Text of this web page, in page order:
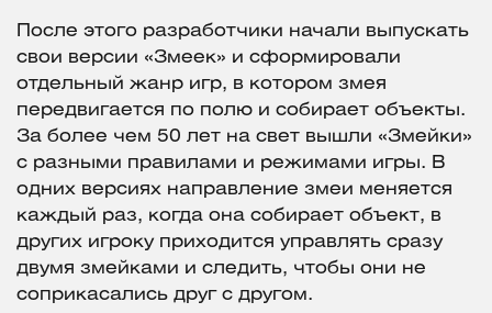
После этого разработчики начали выпускать
свои версии «Змеек» и сформировали
отдельный жанр игр, в котором змея
передвигается по полю и собирает объекты.
За более чем 50 лет на свет вышли «Змейки»
с разными правилами и режимами игры. В
одних версиях направление змеи меняется
каждый раз, когда она собирает объект, в
других игроку приходится управлять сразу
двумя змейками и следить, чтобы они не
соприкасались друг с другом.